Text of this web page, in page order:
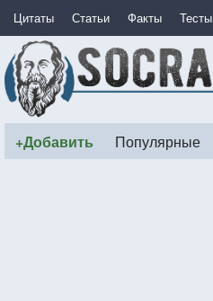
Цитаты Статьи Факты Тесты
+Добавить Популярные